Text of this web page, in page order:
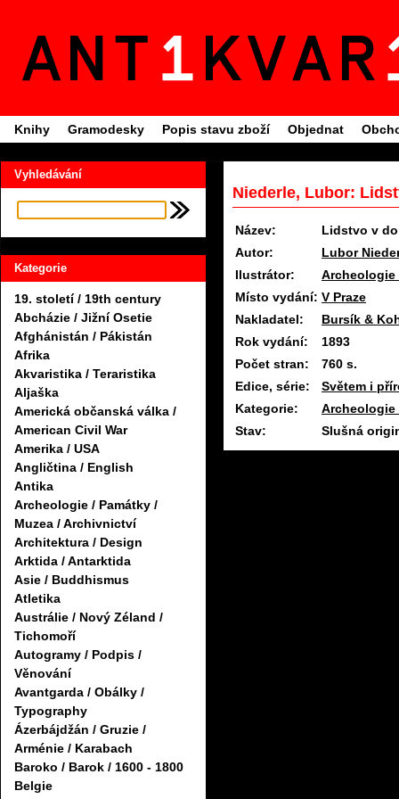
Knihy Gramodesky Popis stavu zboží Objednat
Vyhledávání
Kategorie
19. století / 19th century
Abcházie / Jižní Osetie
Afghánistán / Pákistán
Afrika
Akvaristika / Teraristika
Aljaška
Americká občanská válka /
American Civil War
Amerika / USA
Angličtina / English
Antika
Archeologie / Památky /
Muzea / Archivnictví
Architektura / Design
Arktida / Antarktida
Asie / Buddhismus
Atletika
Austrálie / Nový Zéland /
Tichomoří
Autogramy / Podpis /
Věnování
Avantgarda / Obálky /
Typography
Ázerbájdžán / Gruzie /
Arménie / Karabach
Baroko / Barok / 1600 - 1800
Belgie
Niederle, Lubor:
Název:
Lidstvo v
Autor:
Lubor
Ilustrátor:
Archeologie
Místo vydání: V Praze
Nakladatel:
Bursík &
Rok vydání:
1893
Počet stran:
760 s.
Edice, série:
Světem i
Kategorie:
Archeologie
Stav:
Slušná